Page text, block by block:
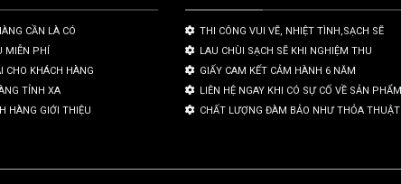
CẦN LÀ CÓ
MIỄN PHÍ
CHO KHÁCH HÀNG
TỈNH XA
HÀNG GIỚI THIỆU
THI CÔNG VUI VẼ, NHIỆT TÌNH,SẠCH SẼ
LAU CHÙI SẠCH SẼ KHI NGHIỆM THU
GIẤY CAM KẾT CẢM HÀNH 6 NĂM
LIÊN HỆ NGAY KHI CÓ SỰ CỐ VỀ SẢN PHẨM
CHẤT LƯỢNG ĐÀM BẢO NHƯ THỎA THUẬT